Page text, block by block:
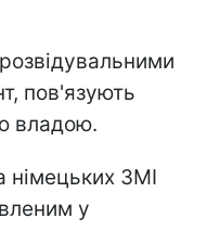
пов'язують
владою.
німецьких ЗМІ
у